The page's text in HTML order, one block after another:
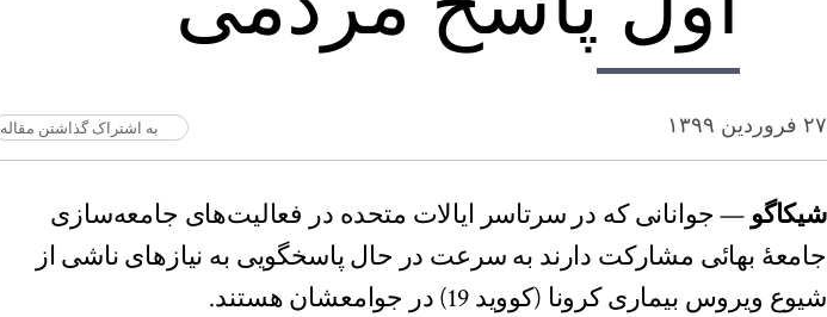
۲۷ فروردین ۱۳۹۹ به اشتراک گذاشتن مقاله
شیکاگو — جوانانی که در سرتاسر ایالات متحده در فعالیت‌های جامعه‌سازی
جامعهٔ بهائی مشارکت دارند به سرعت در حال پاسخگویی به نیازهای ناشی از
شیوع ویروس بیماری کرونا (کووید 19) در جوامعشان هستند.